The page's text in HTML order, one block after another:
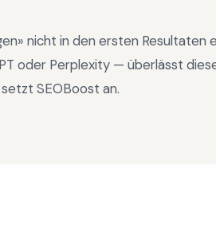
» nicht in den ersten
oder Perplexity — überlässt
SEOBoost an.